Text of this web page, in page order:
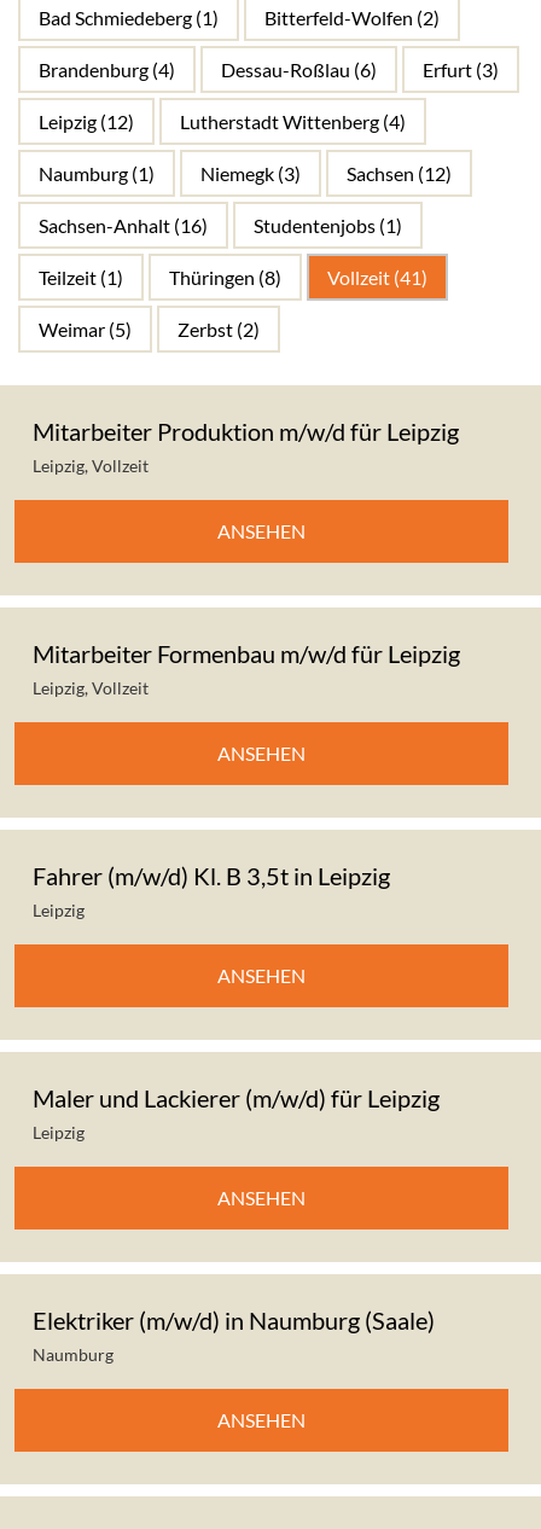
Bad Schmiedeberg (1) Bitterfeld-Wolfen (2)
Brandenburg (4) Dessau-Roßlau (6) Erfurt (3)
Leipzig (12) Lutherstadt Wittenberg (4)
Naumburg (1) Niemegk (3) Sachsen (12)
Sachsen-Anhalt (16) Studentenjobs (1)
Teilzeit (1) Thüringen (8) Vollzeit (41)
Weimar (5) Zerbst (2)
Mitarbeiter Produktion m/w/d für Leipzig
Leipzig,Vollzeit
ANSEHEN
Mitarbeiter Formenbau m/w/d für Leipzig
Leipzig,Vollzeit
ANSEHEN
Fahrer (m/w/d) Kl. B 3,5t in Leipzig
Leipzig
ANSEHEN
Maler und Lackierer (m/w/d) für Leipzig
Leipzig
ANSEHEN
Elektriker (m/w/d) in Naumburg (Saale)
Naumburg
ANSEHEN